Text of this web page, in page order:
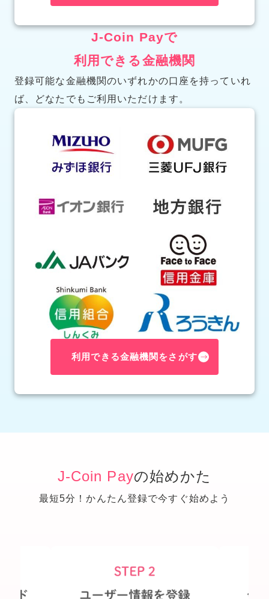
J-Coin Payで
利用できる金融機関
登録可能な金融機関のいずれかの口座を持っていれ
ば、
どなたでもご利用いただけます。
利用できる金融機関をさがす
J-Coin Payの始めかた
最短5分！かんたん登録で今すぐ始めよう